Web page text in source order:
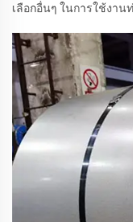
เลือกอื่นๆ ในการใช้งาน